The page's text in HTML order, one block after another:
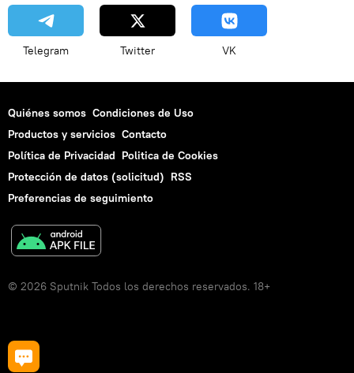
Telegram Twitter VK
Quiénes somos Condiciones de Uso
Productos y servicios Contacto
Política de Privacidad Politica de Cookies
Protección de datos (solicitud) RSS
Preferencias de seguimiento
© 2026 Sputnik Todos los derechos reservados. 18+